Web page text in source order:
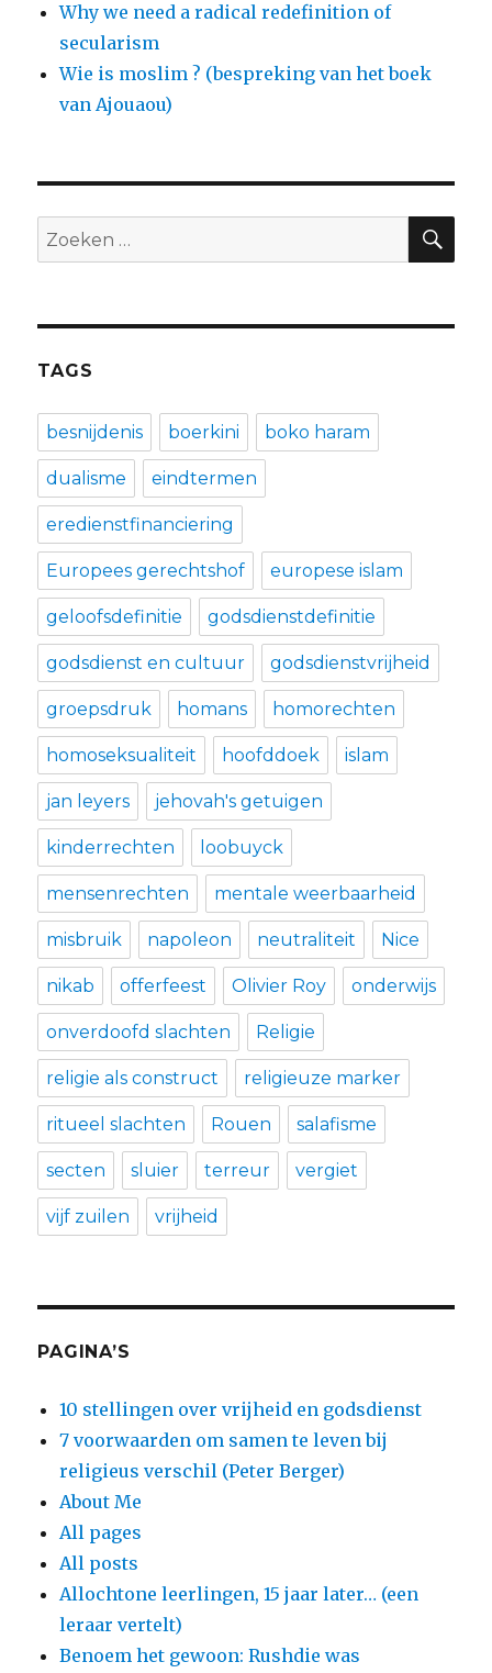
Why we need a radical redefinition of
secularism
Wie is moslim ? (bespreking van het boek
van Ajouaou)
Zoeken
naar:
TAGS
besnijdenis boerkini boko haram
dualisme eindtermen
eredienstfinanciering
Europees gerechtshof europese islam
geloofsdefinitie godsdienstdefinitie
godsdienst en cultuur godsdienstvrijheid
groepsdruk homans homorechten
homoseksualiteit hoofddoek islam
jan leyers jehovah's getuigen
kinderrechten loobuyck
mensenrechten mentale weerbaarheid
misbruik napoleon neutraliteit Nice
nikab offerfeest Olivier Roy onderwijs
onverdoofd slachten Religie
religie als construct religieuze marker
ritueel slachten Rouen salafisme
secten sluier terreur vergiet
vijf zuilen vrijheid
PAGINA’S
10 stellingen over vrijheid en godsdienst
7 voorwaarden om samen te leven bij
religieus verschil (Peter Berger)
About Me
All pages
All posts
Allochtone leerlingen, 15 jaar later… (een
leraar vertelt)
Benoem het gewoon: Rushdie was